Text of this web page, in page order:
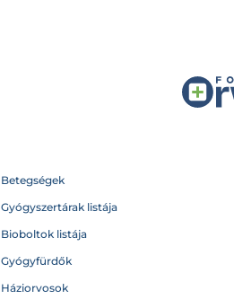
Betegségek
Gyógyszertárak listája
Bioboltok listája
Gyógyfürdők
Háziorvosok